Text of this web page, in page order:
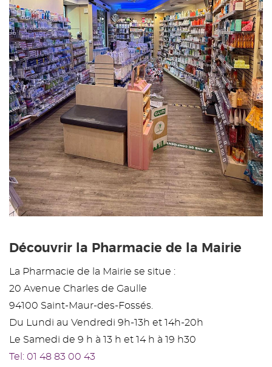
Découvrir la Pharmacie de la Mairie
La Pharmacie de la Mairie se situe :
20 Avenue Charles de Gaulle
94100 Saint-Maur-des-Fossés.
Du Lundi au Vendredi 9h-13h et 14h-20h
Le Samedi de 9 h à 13 h et 14 h à 19 h30
Tel: 01 48 83 00 43